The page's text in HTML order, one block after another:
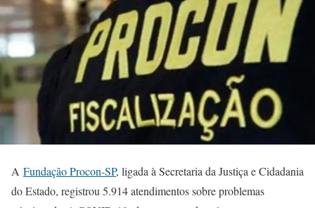
A Fundação Procon-SP, ligada à Secretaria da Justiça e Cidadania
do Estado, registrou 5.914 atendimentos sobre problemas